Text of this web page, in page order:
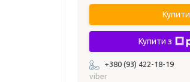
Купити
Купити з
+380 (93) 422-18-19
viber